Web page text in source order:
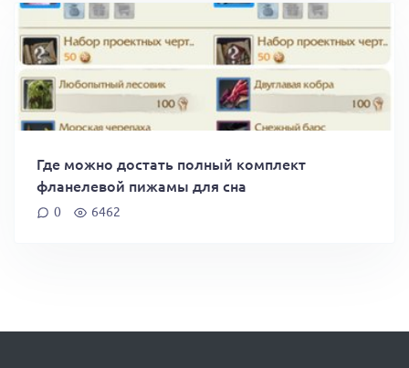
Где можно достать полный комплект
фланелевой пижамы для сна
0 6462